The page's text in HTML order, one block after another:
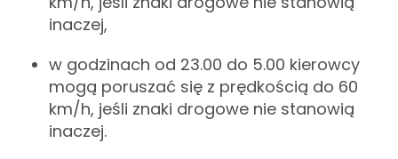
inaczej,
w godzinach od 23.00 do 5.00 kierowcy
mogą poruszać się z prędkością do 60
km/h, jeśli znaki drogowe nie stanowią
inaczej.